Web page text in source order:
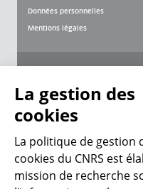
Données personnelles
Mentions légales
La gestion des
cookies
La politique de gestion
cookies du CNRS est
mission de recherche